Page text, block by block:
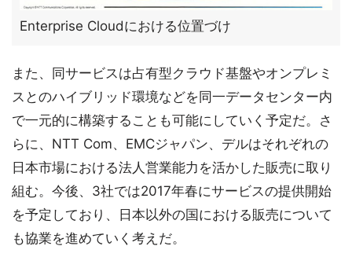
Enterprise Cloudにおける位置づけ
また、同サービスは占有型クラウド基盤やオンプレミ
スとのハイブリッド環境などを同一データセンター内
で一元的に構築することも可能にしていく予定だ。さ
らに、NTT Com、EMCジャパン、デルはそれぞれの
日本市場における法人営業能力を活かした販売に取り
組む。今後、3社では2017年春にサービスの提供開始
を予定しており、日本以外の国における販売について
も協業を進めていく考えだ。